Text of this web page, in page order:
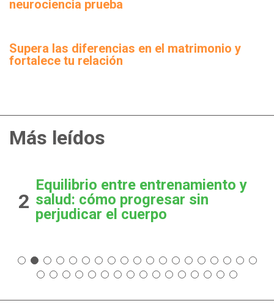
neurociencia prueba
Supera las diferencias en el matrimonio y
fortalece tu relación
Más leídos
2
Equilibrio entre entrenamiento y
salud: cómo progresar sin
perjudicar el cuerpo